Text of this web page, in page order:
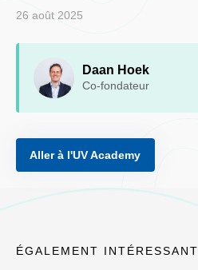
26 août 2025
Daan Hoek
Co-fondateur
Aller à l'UV Academy
ÉGALEMENT INTÉRESSANT